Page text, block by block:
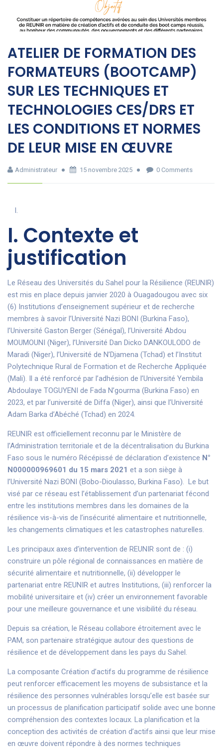
ATELIER DE FORMATION DES
FORMATEURS (BOOTCAMP)
SUR LES TECHNIQUES ET
TECHNOLOGIES CES/DRS ET
LES CONDITIONS ET NORMES
DE LEUR MISE EN ŒUVRE
Administrateur 15 novembre 2025 0 Comments
I. Contexte et
justification
Le Réseau des Universités du Sahel pour la Résilience (REUNIR)
est mis en place depuis janvier 2020 à Ouagadougou avec six
(6) Institutions d’enseignement supérieur et de recherche
membres à savoir l’Université Nazi BONI (Burkina Faso),
l’Université Gaston Berger (Sénégal), l’Université Abdou
MOUMOUNI (Niger), l’Université Dan Dicko DANKOULODO de
Maradi (Niger), l’Université de N’Djamena (Tchad) et l’Institut
Polytechnique Rural de Formation et de Recherche Appliquée
(Mali). Il a été renforcé par l’adhésion de l’Université Yembila
Abdoulaye TOGUYENI de Fada N’gourma (Burkina Faso) en
2023, et par l’université de Diffa (Niger), ainsi que l’Université
Adam Barka d’Abéché (Tchad) en 2024.
REUNIR est officiellement reconnu par le Ministère de
l’Administration territoriale et de la décentralisation du Burkina
Faso sous le numéro Récépissé de déclaration d’existence N°
N000000969601 du 15 mars 2021 et a son siège à
l’Université Nazi BONI (Bobo-Dioulasso, Burkina Faso). Le but
visé par ce réseau est l’établissement d’un partenariat fécond
entre les institutions membres dans les domaines de la
résilience vis-à-vis de l’insécurité alimentaire et nutritionnelle,
les changements climatiques et les catastrophes naturelles.
Les principaux axes d’intervention de REUNIR sont de : (i)
construire un pôle régional de connaissances en matière de
sécurité alimentaire et nutritionnelle, (ii) développer le
partenariat entre REUNIR et autres Institutions, (iii) renforcer la
mobilité universitaire et (iv) créer un environnement favorable
pour une meilleure gouvernance et une visibilité du réseau.
Depuis sa création, le Réseau collabore étroitement avec le
PAM, son partenaire stratégique autour des questions de
résilience et de développement dans les pays du Sahel.
La composante Création d’actifs du programme de résilience
peut renforcer efficacement les moyens de subsistance et la
résilience des personnes vulnérables lorsqu’elle est basée sur
un processus de planification participatif solide avec une bonne
compréhension des contextes locaux. La planification et la
conception des activités de création d’actifs ainsi que leur mise
en œuvre doivent répondre à des normes techniques